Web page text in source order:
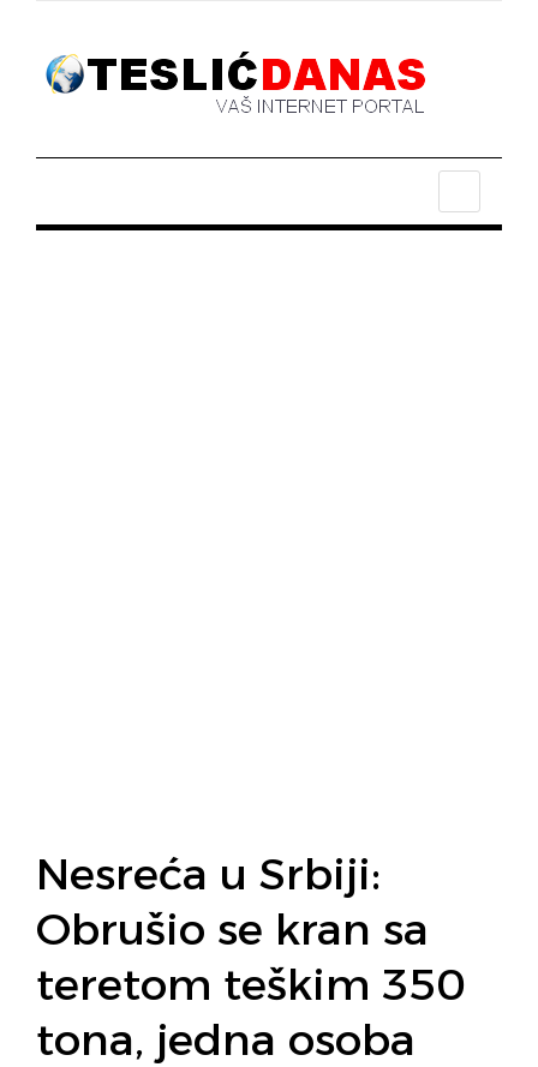
Nesreća u Srbiji:
Obrušio se kran sa
teretom teškim 350
tona, jedna osoba